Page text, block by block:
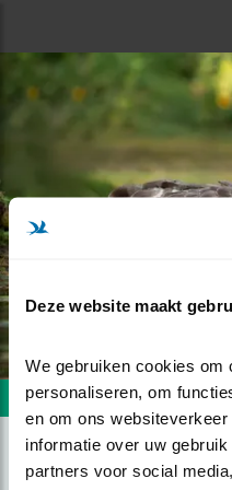
Deze website maakt
We gebruiken cookies om
personaliseren, om
en om ons
informatie over uw
partners voor social
Volgende foto